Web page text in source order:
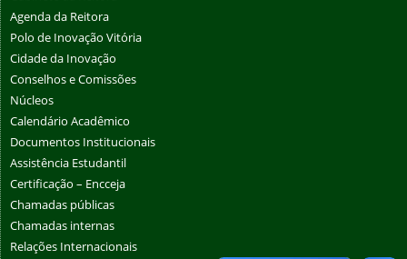
Agenda da Reitora
Polo de Inovação Vitória
Cidade da Inovação
Conselhos e Comissões
Núcleos
Calendário Acadêmico
Documentos Institucionais
Assistência Estudantil
Certificação – Encceja
Chamadas públicas
Chamadas internas
Relações Internacionais